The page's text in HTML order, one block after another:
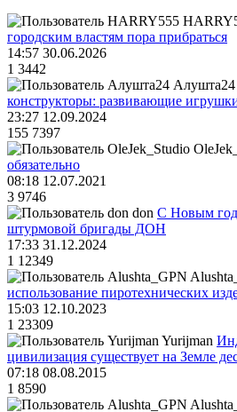
городским властям пора прибраться
14:57 30.06.2026
1 3442
Алушта24
конструкторы: развивающие
23:27 12.09.2024
155 7397
обязательно
08:18 12.07.2021
3 9746
don С Новым
штурмовой бригады ДОН
17:33 31.12.2024
1 12349
использование пиротехнических
15:03 12.10.2023
1 23309
Yurijman
цивилизация существует на Земле
07:18 08.08.2015
1 8590